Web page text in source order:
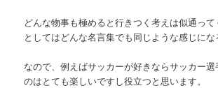
どんな物事も極めると行きつく考えは似通っ
としてはどんな名言集でも同じような感じにな
なので、例えばサッカーが好きならサッカー
のはとても楽しいですし役立つと思います。